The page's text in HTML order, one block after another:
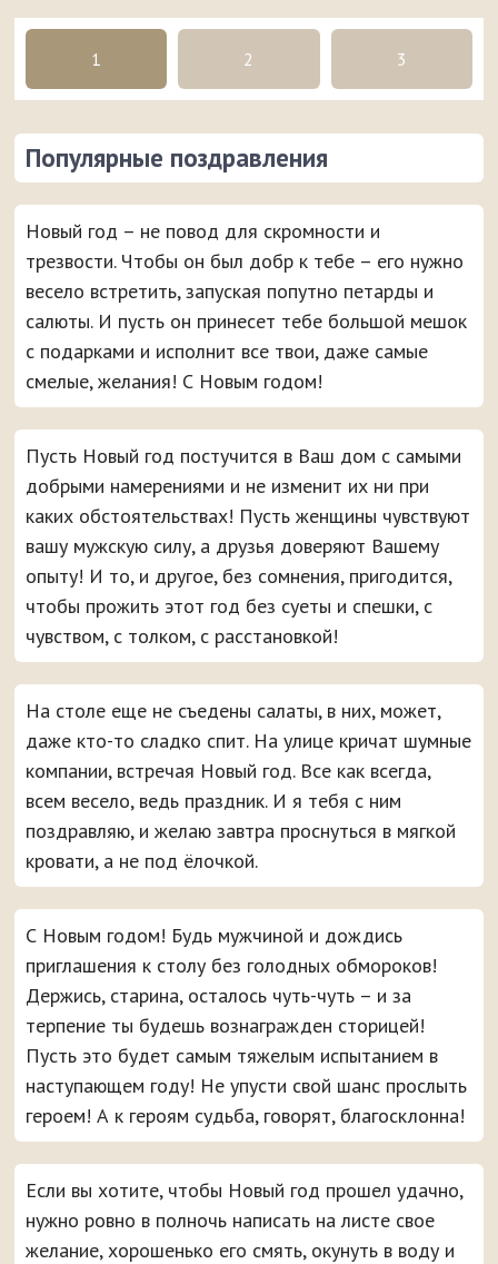
1 2 3
Популярные поздравления
Новый год – не повод для скромности и
трезвости. Чтобы он был добр к тебе – его нужно
весело встретить, запуская попутно петарды и
салюты. И пусть он принесет тебе большой мешок
с подарками и исполнит все твои, даже самые
смелые, желания! С Новым годом!
Пусть Новый год постучится в Ваш дом с самыми
добрыми намерениями и не изменит их ни при
каких обстоятельствах! Пусть женщины чувствуют
вашу мужскую силу, а друзья доверяют Вашему
опыту! И то, и другое, без сомнения, пригодится,
чтобы прожить этот год без суеты и спешки, с
чувством, с толком, с расстановкой!
На столе еще не съедены салаты, в них, может,
даже кто-то сладко спит. На улице кричат шумные
компании, встречая Новый год. Все как всегда,
всем весело, ведь праздник. И я тебя с ним
поздравляю, и желаю завтра проснуться в мягкой
кровати, а не под ёлочкой.
С Новым годом! Будь мужчиной и дождись
приглашения к столу без голодных обмороков!
Держись, старина, осталось чуть-чуть – и за
терпение ты будешь вознагражден сторицей!
Пусть это будет самым тяжелым испытанием в
наступающем году! Не упусти свой шанс прослыть
героем! А к героям судьба, говорят, благосклонна!
Если вы хотите, чтобы Новый год прошел удачно,
нужно ровно в полночь написать на листе свое
желание, хорошенько его смять, окунуть в воду и